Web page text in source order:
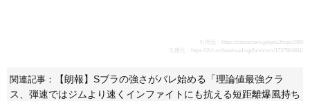
引用元：
https://zawazawa.jp/spla3/topic/260
引用元：
https://2ch.sc/test/read.cgi/famicom/1737904811/
関連記事：
【朗報】Sブラの強さがバレ始める「理論値最強クラ
ス、弾速ではジムより速くインファイトにも抗える短距離爆風持ち